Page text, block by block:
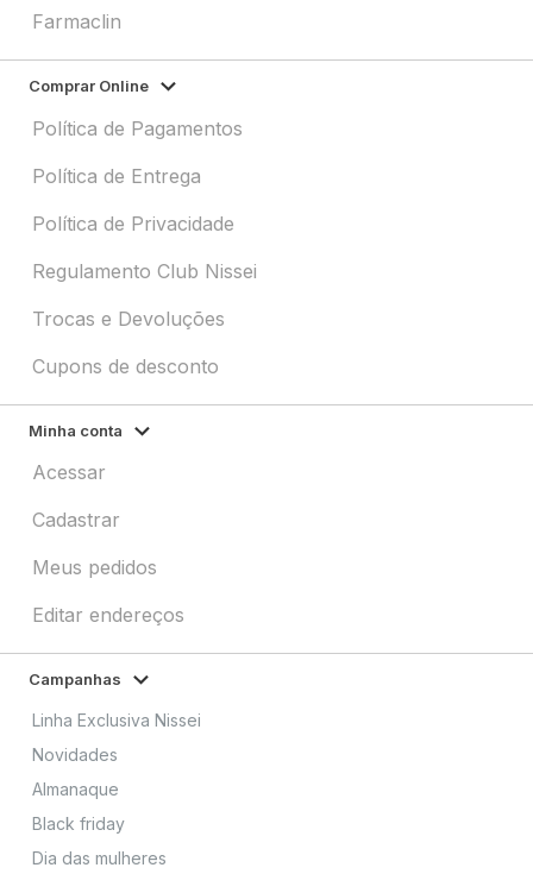
Farmaclin
Comprar Online
Política de Pagamentos
Política de Entrega
Política de Privacidade
Regulamento Club Nissei
Trocas e Devoluções
Cupons de desconto
Minha conta
Acessar
Cadastrar
Meus pedidos
Editar endereços
Campanhas
Linha Exclusiva Nissei
Novidades
Almanaque
Black friday
Dia das mulheres